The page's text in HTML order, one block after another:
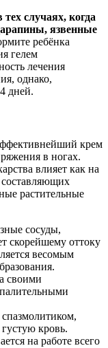
случаях, когда
язвенные
ребёнка
гелем
лечения
однако,
дней.
крем
в ногах.
влияет как на
составляющих
растительные
сосуды,
скорейшему оттоку
весомым
своими
кровь.
на работе всего